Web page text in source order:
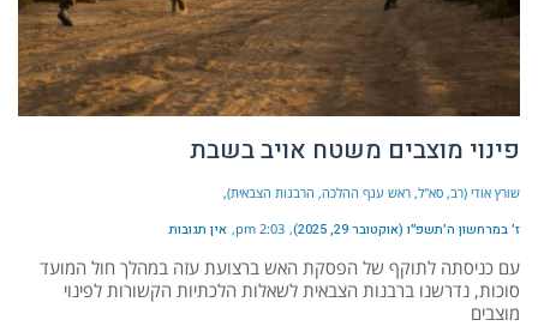
פינוי מוצבים משטח אויב בשבת
שורץ אודי (רב, סא"ל, ראש ענף ההלכה, הרבנות הצבאית)
ז׳ במרחשון ה׳תשפ״ו (אוקטובר 29, 2025) 2:03 pm אין תגובות
עם כניסתה לתוקף של הפסקת האש ברצועת עזה במהלך חול המועד
סוכות, נדרשנו ברבנות הצבאית לשאלות הלכתיות הקשורות לפינוי
מוצבים